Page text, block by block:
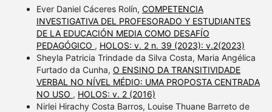
Ever Daniel Cáceres Rolín, COMPETENCIA
INVESTIGATIVA DEL PROFESORADO Y ESTUDIANTES
DE LA EDUCACIÓN MEDIA COMO DESAFÍO
PEDAGÓGICO , HOLOS: v. 2 n. 39 (2023): v.2(2023)
Sheyla Patricia Trindade da Silva Costa, Maria Angélica
Furtado da Cunha, O ENSINO DA TRANSITIVIDADE
VERBAL NO NÍVEL MÉDIO: UMA PROPOSTA CENTRADA
NO USO , HOLOS: v. 2 (2016)
Nirlei Hirachy Costa Barros, Louise Thuane Barreto de